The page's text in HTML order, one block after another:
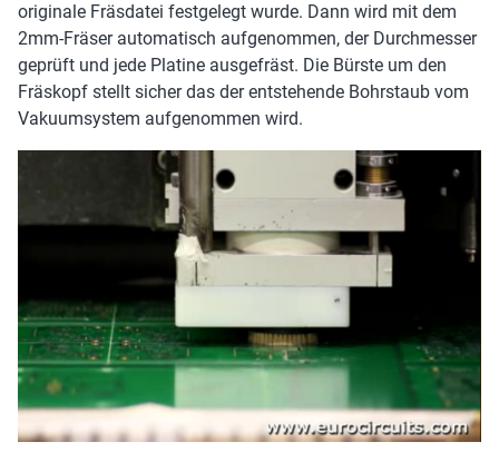
originale Fräsdatei festgelegt wurde. Dann wird mit dem
2mm-Fräser automatisch aufgenommen, der Durchmesser
geprüft und jede Platine ausgefräst. Die Bürste um den
Fräskopf stellt sicher das der entstehende Bohrstaub vom
Vakuumsystem aufgenommen wird.